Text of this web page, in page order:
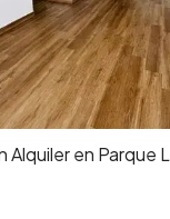
Alquiler en Parque